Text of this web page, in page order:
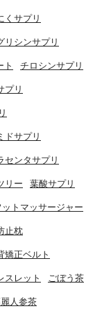
くサプリ
リシンサプリ
ト チロシンサプリ
プリ
ドサプリ
センタサプリ
リー 葉酸サプリ
ットマッサージャー
止枕
矯正ベルト
スレット ごぼう茶
人参茶